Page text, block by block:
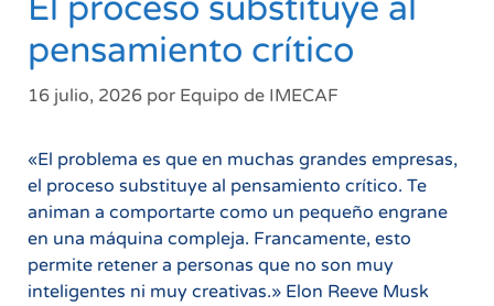
El proceso substituye al
pensamiento crítico
16 julio, 2026 por Equipo de IMECAF
«El problema es que en muchas grandes empresas,
el proceso substituye al pensamiento crítico. Te
animan a comportarte como un pequeño engrane
en una máquina compleja. Francamente, esto
permite retener a personas que no son muy
inteligentes ni muy creativas.» Elon Reeve Musk